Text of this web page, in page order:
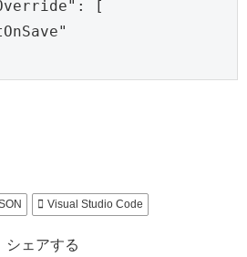
[
Visual Studio Code
シェアする